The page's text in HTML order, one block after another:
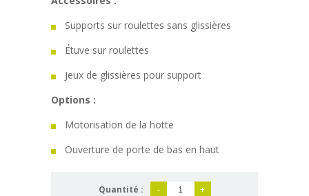
Supports sur roulettes sans glissières
Étuvе sur roulettes
Jeux de glissières pour support
Options :
Motorisation de la hotte
Ouverture de porte de bas en haut
Quantité : - +